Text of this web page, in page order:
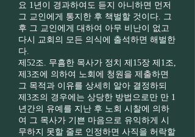
요 1년이 경과하여도 듣지 아니하면 먼저
그 교인에게 통지한 후 책벌할 것이다. 그
후 그 교인에게 대하여 아무 비난이 없고
다시 교회의 모든 의식에 출석하면 해벌한
다.
제52조. 무흠한 목사가 정치 제15장 제1조,
제3조에 의하여 노회에 청원을 제출하면
그 목적과 이유를 상세히 알아 결정하되
제3조의 경우에는 상당한 방법으로만 만 1
년간의 유예를 지난 후 노회 시찰에 의하
여 그 목사가 기쁜 마음으로 유익하게 시
무하지 못할 줄로 인정하면 사직을 허락할